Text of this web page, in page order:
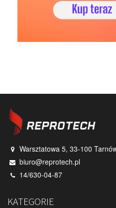
Warsztatowa 5, 33-100
biuro@reprotech.pl
14/630-04-87
KATEGORIE